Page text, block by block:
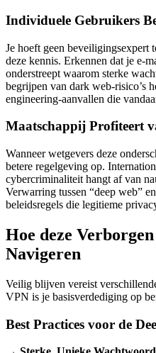
Individuele Gebruikers
Je hoeft geen beveiligingsexpert
deze kennis. Erkennen dat je e-
onderstreept waarom sterke
begrijpen van dark web-risico’s
engineering-aanvallen die
Maatschappij Profiteert
Wanneer wetgevers deze
betere regelgeving op.
cybercriminaliteit hangt af van
Verwarring tussen “deep web”
beleidsregels die legitieme
Hoe deze
Navigeren
Veilig blijven vereist
VPN is je basisverdediging op
Best Practices voor de